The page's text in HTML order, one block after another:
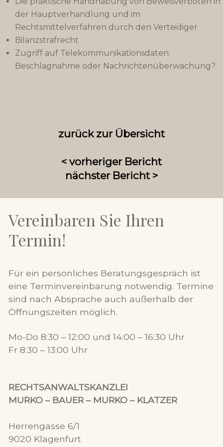
der Hauptverhandlung und im
Rechtsmittelverfahren durch den Verteidiger
Bilanzstrafrecht
Zugriff auf Telekommunikationsdaten:
Beschlagnahme oder Nachrichtenüberwachung?
zurück zur Übersicht
< vorheriger Bericht
nächster Bericht >
Vereinbaren Sie Ihren
Termin!
Für ein persönliches Beratungsgespräch ist
eine Terminvereinbarung notwendig. Termine
sind nach Absprache auch außerhalb der
Öffnungszeiten möglich.
Mo-Do 8:30 – 12:00 und 14:00 – 16:30 Uhr
Fr 8:30 – 13:00 Uhr
RECHTSANWALTSKANZLEI
MURKO – BAUER – MURKO – KLATZER
Herrengasse 6/1
9020 Klagenfurt